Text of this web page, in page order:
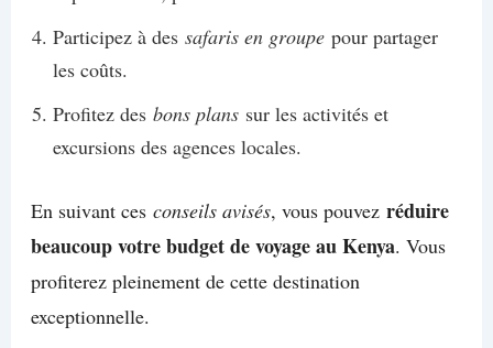
Participez à des safaris en groupepour partager
les coûts.
Profitez des bons planssur les activités et
excursions des agences locales.
En suivant ces conseils avisés, vous pouvez réduire
beaucoup votre budget de voyage au Kenya. Vous
profiterez pleinement de cette destination
exceptionnelle.